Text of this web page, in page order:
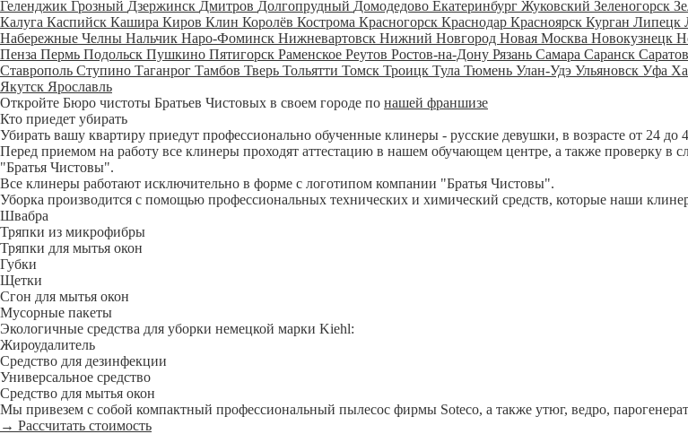
Геленджик Грозный Дзержинск Дмитров Долгопрудный Домодедово Екатеринбург Жуковский Зеленогорск
Калуга Каспийск Кашира Киров Клин Королёв Кострома Красногорск Краснодар Красноярск Курган Липецк
Набережные Челны Нальчик Наро-Фоминск Нижневартовск Нижний Новгород Новая Москва Новокузнецк
Пенза Пермь Подольск Пушкино Пятигорск Раменское Реутов Ростов-на-Дону Рязань Самара Саранск Саратов
Ставрополь Ступино Таганрог Тамбов Тверь Тольятти Томск Троицк Тула Тюмень Улан-Удэ Ульяновск Уфа
Якутск Ярославль
Откройте Бюро чистоты Братьев Чистовых в своем городе по нашей франшизе
Кто приедет убирать
Убирать вашу квартиру приедут профессионально обученные клинеры - русские девушки, в возрасте от 24 до
Перед приемом на работу все клинеры проходят аттестацию в нашем обучающем центре, а также проверку в
"Братья Чистовы".
Все клинеры работают исключительно в форме с логотипом компании "Братья Чистовы".
Уборка производится с помощью профессиональных технических и химический средств, которые наши
Швабра
Тряпки из микрофибры
Тряпки для мытья окон
Губки
Щетки
Сгон для мытья окон
Мусорные пакеты
Экологичные средства для уборки немецкой марки Kiehl:
Жироудалитель
Средство для дезинфекции
Универсальное средство
Средство для мытья окон
Мы привезем с собой компактный профессиональный пылесос фирмы Soteco, а также утюг, ведро,
→ Рассчитать стоимость